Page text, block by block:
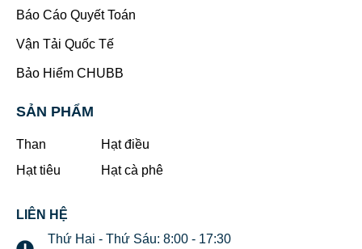
Báo Cáo Quyết Toán
Vận Tải Quốc Tế
Bảo Hiểm CHUBB
SẢN PHẨM
Than
Hạt tiêu
Hạt điều
Hạt cà phê
LIÊN HỆ
Thứ Hai - Thứ Sáu: 8:00 - 17:30